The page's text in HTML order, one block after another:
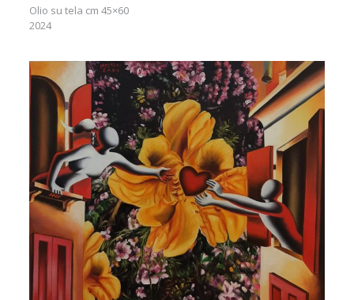
Olio su tela cm 45×60
2024